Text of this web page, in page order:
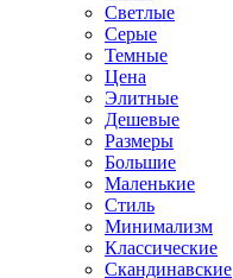
Светлые
Серые
Темные
Цена
Элитные
Дешевые
Размеры
Большие
Маленькие
Стиль
Минимализм
Классические
Скандинавские